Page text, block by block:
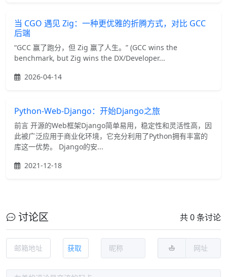
当 CGO 遇见 Zig：一种更优雅的折腾方式，对比 GCC
后端
“GCC 赢了跑分，但 Zig 赢了人生。” (GCC wins the
benchmark, but Zig wins the DX/Developer...
2026-04-14
Python-Web-Django：开始Django之旅
前言 开源的Web框架Django简单易用，稳定性和灵活性高，因
此被广泛应用于商业化环境，它充分利用了Python拥有丰富的
库这一优势。 Django的安...
2021-12-18
讨论区 共 0 条讨论
获取